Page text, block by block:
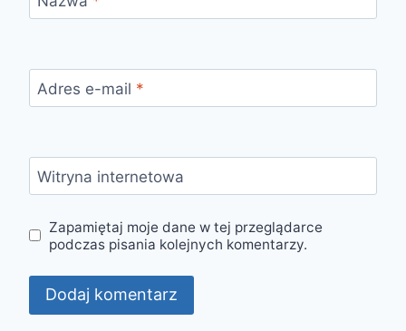
Adres e-mail *
Witryna internetowa
Zapamiętaj moje dane w tej przeglądarce
podczas pisania kolejnych komentarzy.